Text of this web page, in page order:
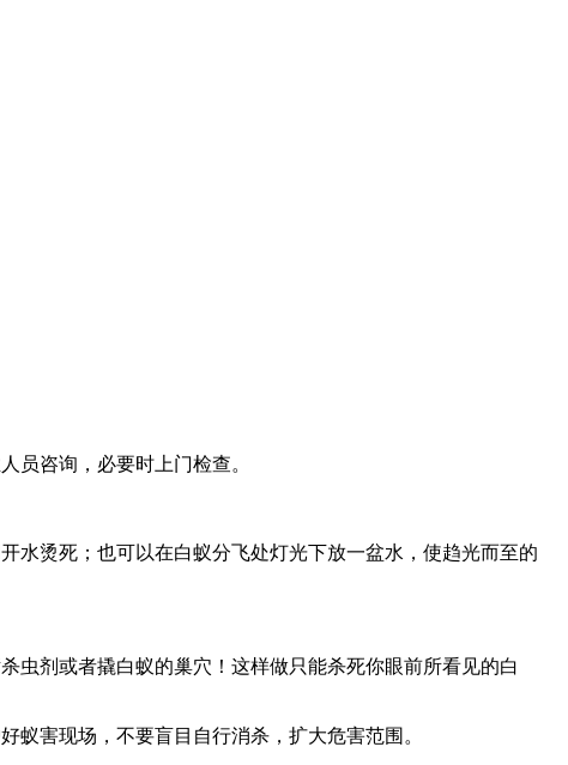
员咨询，必要时上门检查。
水烫死；也可以在白蚁分飞处灯光下放一盆水，使趋光而至的
虫剂或者撬白蚁的巢穴！这样做只能杀死你眼前所看见的白
蚁害现场，不要盲目自行消杀，扩大危害范围。